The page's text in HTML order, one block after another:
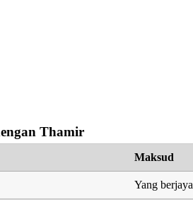
Thamir
Maksud
Yang berjaya